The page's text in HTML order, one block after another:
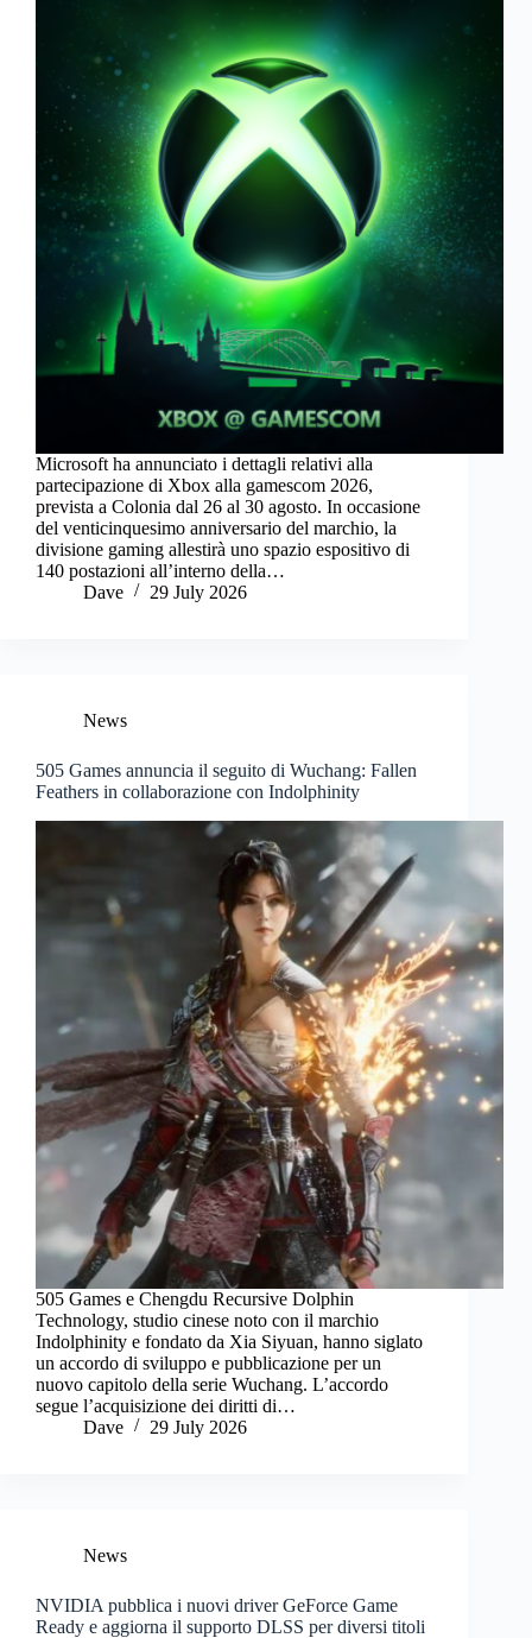
Microsoft ha annunciato i dettagli relativi alla
partecipazione di Xbox alla gamescom 2026,
prevista a Colonia dal 26 al 30 agosto. In occasione
del venticinquesimo anniversario del marchio, la
divisione gaming allestirà uno spazio espositivo di
140 postazioni all’interno della…
Dave
29 July 2026
News
505 Games annuncia il seguito di Wuchang: Fallen
Feathers in collaborazione con Indolphinity
505 Games e Chengdu Recursive Dolphin
Technology, studio cinese noto con il marchio
Indolphinity e fondato da Xia Siyuan, hanno siglato
un accordo di sviluppo e pubblicazione per un
nuovo capitolo della serie Wuchang. L’accordo
segue l’acquisizione dei diritti di…
Dave
29 July 2026
News
NVIDIA pubblica i nuovi driver GeForce Game
Ready e aggiorna il supporto DLSS per diversi titoli